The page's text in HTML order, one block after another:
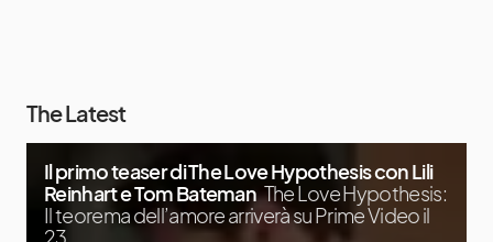
The Latest
Il primo teaser di The Love Hypothesis con Lili
Reinhart e Tom Bateman The Love Hypothesis:
Il teorema dell’amore arriverà su Prime Video il